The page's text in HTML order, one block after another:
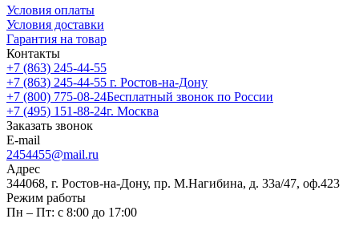
Условия оплаты
Условия доставки
Гарантия на товар
Контакты
+7 (863) 245-44-55
+7 (863) 245-44-55 г. Ростов-на-Дону
+7 (800) 775-08-24Бесплатный звонок по России
+7 (495) 151-88-24г. Москва
Заказать звонок
E-mail
2454455@mail.ru
Адрес
344068, г. Ростов-на-Дону, пр. М.Нагибина, д. 33а/47, оф.423
Режим работы
Пн – Пт: с 8:00 до 17:00